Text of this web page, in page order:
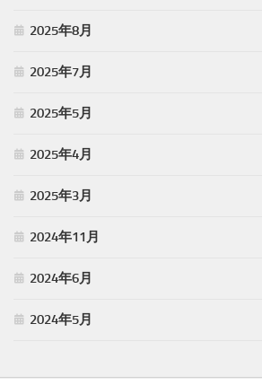
2025年8月
2025年7月
2025年5月
2025年4月
2025年3月
2024年11月
2024年6月
2024年5月